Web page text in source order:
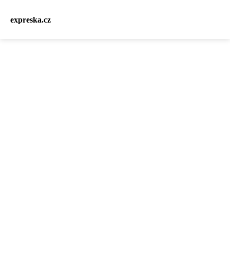
expreska.cz